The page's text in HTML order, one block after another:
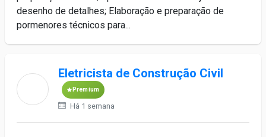
desenho de detalhes; Elaboração e preparação de
pormenores técnicos para...
Eletricista de Construção Civil
Premium
Há 1 semana